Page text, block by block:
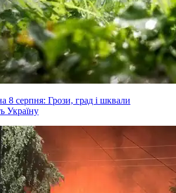
8 серпня: Грози, град і шквали
Україну